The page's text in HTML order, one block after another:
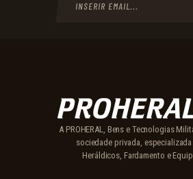
A PROHERAL, Bens e Tecnologias
sociedade privada,
Heráldicos, Fardamento e